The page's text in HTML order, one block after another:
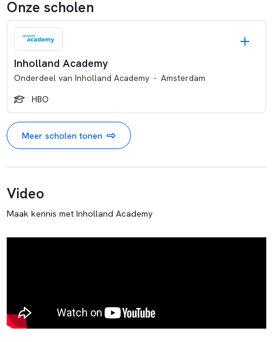
Onze scholen
Inholland Academy
Onderdeel van Inholland Academy - Amsterdam
HBO
Meer scholen tonen
Video
Maak kennis met Inholland Academy